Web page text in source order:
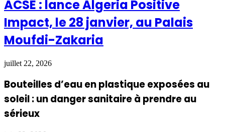
ACSE : lance Algeria Positive
Impact, le 28 janvier, au Palais
Moufdi-Zakaria
juillet 22, 2026
Bouteilles d’eau en plastique exposées au
soleil : un danger sanitaire à prendre au
sérieux